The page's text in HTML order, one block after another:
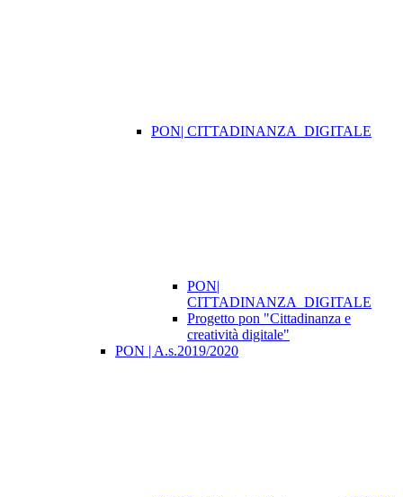
PON| CITTADINANZA_DIGITALE
PON|
CITTADINANZA_DIGITALE
Progetto pon "Cittadinanza e
creatività digitale"
PON | A.s.2019/2020